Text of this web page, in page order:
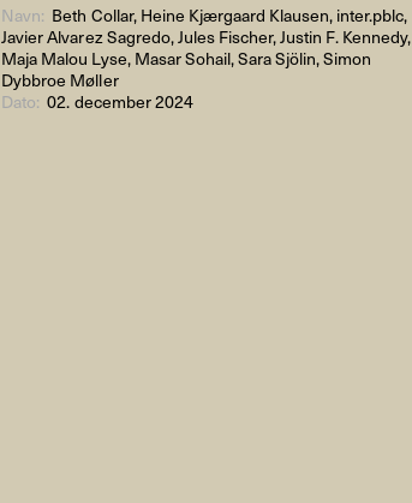
Navn: Beth Collar, Heine Kjærgaard Klausen, inter.pblc,
Javier Alvarez Sagredo, Jules Fischer, Justin F. Kennedy,
Maja Malou Lyse, Masar Sohail, Sara Sjölin, Simon
Dybbroe Møller
Dato:02. december 2024